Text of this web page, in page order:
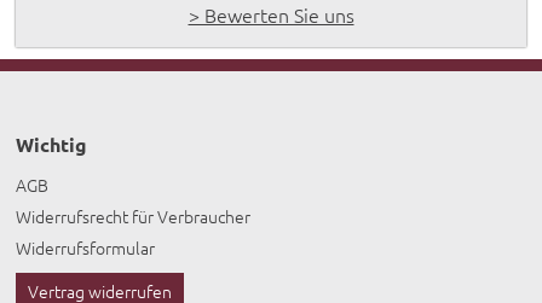
> Bewerten Sie uns
Wichtig
AGB
Widerrufsrecht für Verbraucher
Widerrufsformular
Vertrag widerrufen